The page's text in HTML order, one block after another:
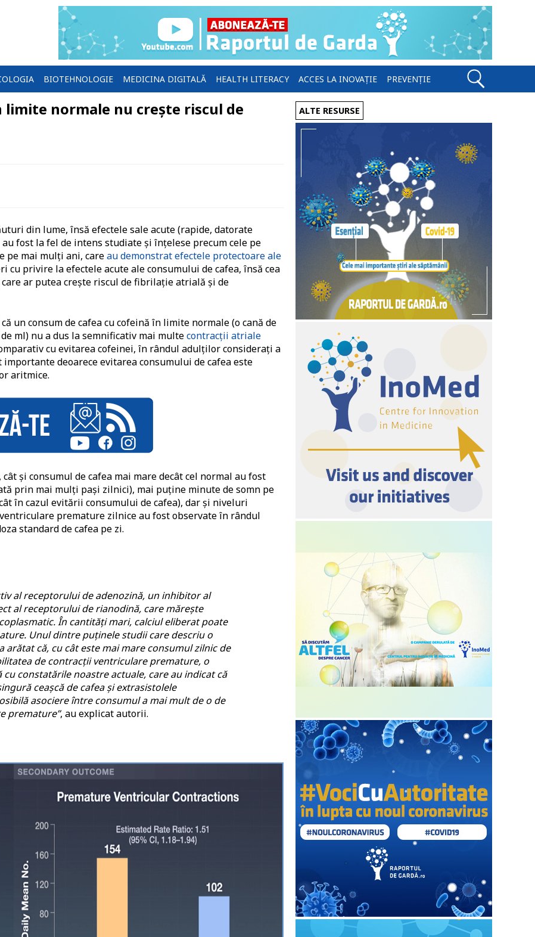
BIOTEHNOLOGIE MEDICINA DIGITALĂ HEALTH LITERACY ACCES LA INOVAȚIE PREVENȚIE
limite normale nu crește riscul de
din lume, însă efectele sale acute (rapide, datorate
fost la fel de intens studiate și înțelese precum cele pe
pe mai mulți ani, careau demonstrat efectele protectoare ale
cu privire la efectele acute ale consumului de cafea, însă cea
ar putea crește riscul de fibrilație atrială și de
un consum de cafea cu cofeină în limite normale (o cană de
ml) nu a dus la semnificativ mai multecontracții atriale
cu evitarea cofeinei, în rândul adulților considerați a
deoarece evitarea consumului de cafea este
aritmice.
și consumul de cafea mai mare decât cel normal au fost
prin mai mulți pași zilnici), mai puține minute de somn pe
în cazul evitării consumului de cafea), dar și niveluri
premature zilnice au fost observate în rândul
standard de cafea pe zi.
al receptorului de adenozină, un inhibitor al
al receptorului de rianodină, care mărește
În cantități mari, calciul eliberat poate
Unul dintre puținele studii care descriu o
că, cu cât este mai mare consumul zilnic de
de contracții ventriculare premature, o
constatările noastre actuale, care au indicat că
ceașcă de cafea și extrasistolele
asociere între consumul a mai mult de o de
premature”, au explicat autorii.
ALTE RESURSE